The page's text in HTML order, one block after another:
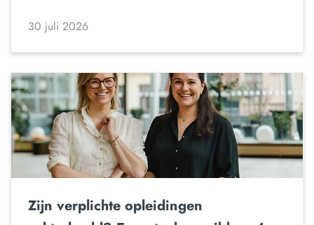
30 juli 2026
Zijn verplichte opleidingen